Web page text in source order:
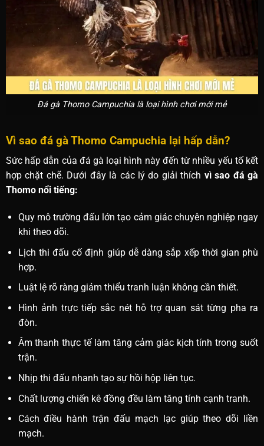
Đá gà Thomo Campuchia là loại hình chơi mới mẻ
Vì sao đá gà Thomo Campuchia lại hấp dẫn?
Sức hấp dẫn của đá gà loại hình này đến từ nhiều yếu tố kết
hợp chặt chẽ. Dưới đây là các lý do giải thích vì sao đá gà
Thomo nổi tiếng:
Quy mô trường đấu lớn tạo cảm giác chuyên nghiệp ngay
khi theo dõi.
Lịch thi đấu cố định giúp dễ dàng sắp xếp thời gian phù
hợp.
Luật lệ rõ ràng giảm thiểu tranh luận không cần thiết.
Hình ảnh trực tiếp sắc nét hỗ trợ quan sát từng pha ra
đòn.
Âm thanh thực tế làm tăng cảm giác kịch tính trong suốt
trận.
Nhịp thi đấu nhanh tạo sự hồi hộp liên tục.
Chất lượng chiến kê đồng đều làm tăng tính cạnh tranh.
Cách điều hành trận đấu mạch lạc giúp theo dõi liền
mạch.